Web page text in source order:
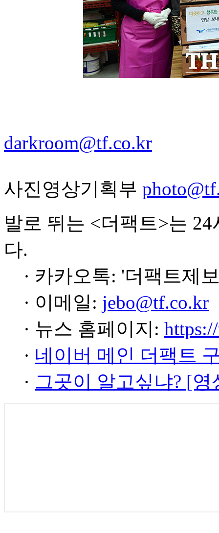
darkroom@tf.co.kr
사진영상기획부
발로 뛰는 <더팩트>는
다.
· 카카오톡: '더팩트제
· 이메일: jebo@tf.co.kr
· 뉴스 홈페이지:
· 네이버 메인 더팩트
· 그곳이 알고싶냐? [